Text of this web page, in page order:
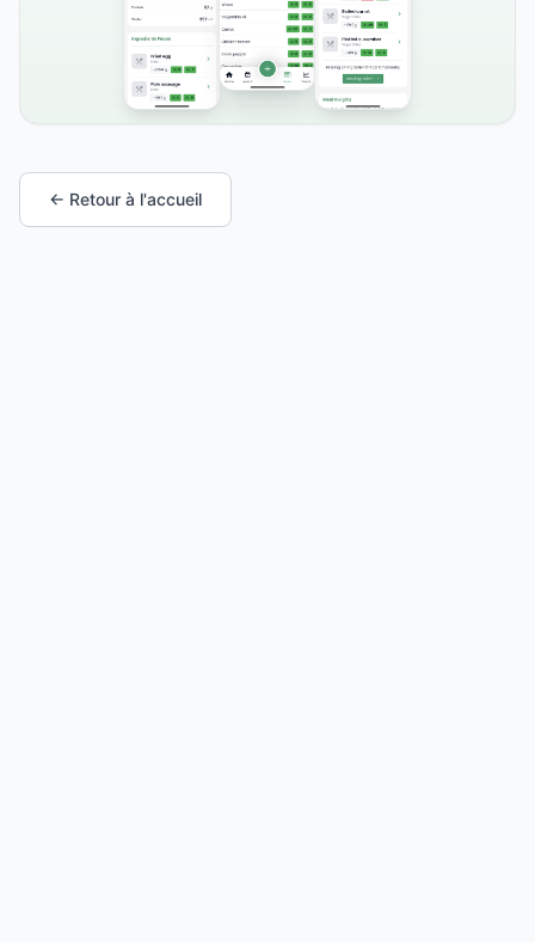
← Retour à l'accueil